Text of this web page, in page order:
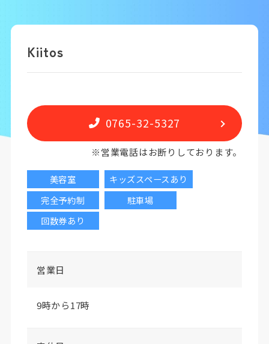
Kiitos
0765-32-5327
※営業電話はお断りしております。
美容室
キッズスペースあり
完全予約制
駐車場
回数券あり
営業日
9時から17時